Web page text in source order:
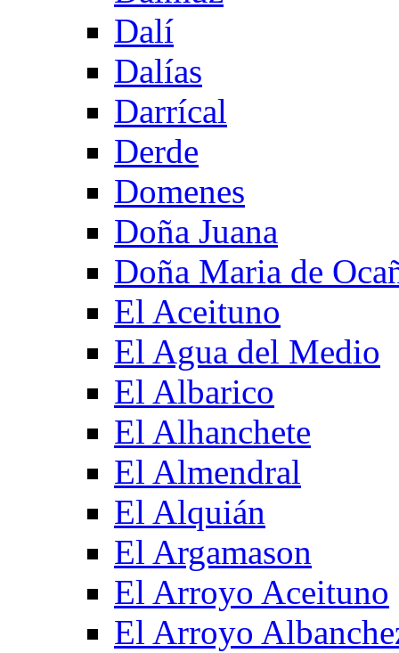
Dalí
Dalías
Darrícal
Derde
Domenes
Doña Juana
Doña Maria de
El Aceituno
El Agua del Medio
El Albarico
El Alhanchete
El Almendral
El Alquián
El Argamason
El Arroyo Aceituno
El Arroyo